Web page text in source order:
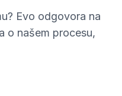
Evo odgovora na
o našem procesu,